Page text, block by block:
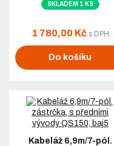
SKLADEM 1 KS
1 780,00 Kč s DPH
Do košíku
Kabeláž 6,9m/7-pól.